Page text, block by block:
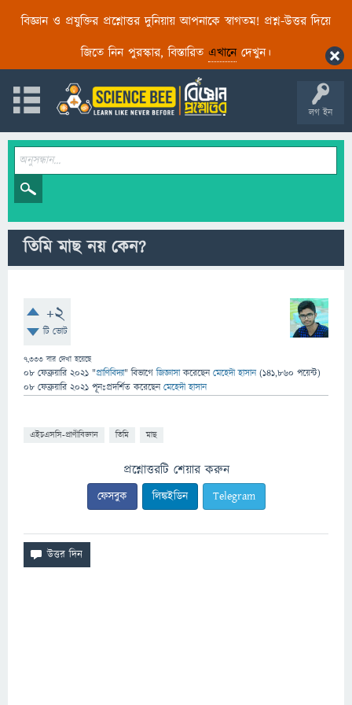
বিজ্ঞান ও প্রযুক্তির প্রশ্নোত্তর দুনিয়ায় আপনাকে স্বাগতম! প্রশ্ন-উত্তর দিয়ে
জিতে নিন পুরস্কার, বিস্তারিত এখানেদেখুন।
লগ ইন
তিমি মাছ নয় কেন?
+2
টি ভোট
7,333 বার দেখা হয়েছে
08 ফেব্রুয়ারি 2021 "প্রাণিবিদ্যা" বিভাগে জিজ্ঞাসাকরেছেনমেহেদী হাসান (141,860 পয়েন্ট)
08 ফেব্রুয়ারি 2021 পূনঃপ্রদর্শিত করেছেনমেহেদী হাসান
এইচএসসি-প্রাণীবিজ্ঞান তিমি মাছ
প্রশ্নোত্তরটি শেয়ার করুন
ফেসবুক লিঙ্কইডিন Telegram